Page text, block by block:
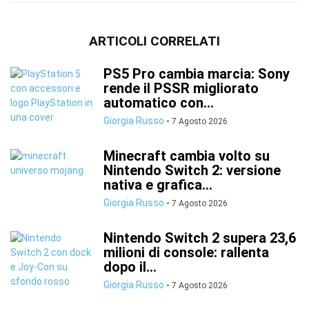
ARTICOLI CORRELATI
PS5 Pro cambia marcia: Sony
rende il PSSR migliorato
automatico con...
Giorgia Russo - 7 Agosto 2026
Minecraft cambia volto su
Nintendo Switch 2: versione
nativa e grafica...
Giorgia Russo - 7 Agosto 2026
Nintendo Switch 2 supera 23,6
milioni di console: rallenta
dopo il...
Giorgia Russo - 7 Agosto 2026